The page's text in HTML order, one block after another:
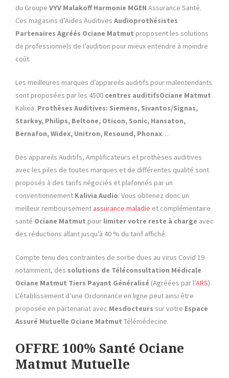
du Groupe VYV Malakoff Harmonie MGEN Assurance Santé.
Ces magasins d’Aides Auditives Audioprothésistes
Partenaires Agréés Ociane Matmut proposent les solutions
de professionnels de l’audition pour mieux entendre à moindre
coût.
Les meilleures marques d’appareils auditifs pour malentendants
sont proposées par les 4500 centres auditifsOciane Matmut
Kalixia. Prothèses Auditives: Siemens, Sivantos/Signas,
Starkey, Philips, Beltone, Oticon, Sonic, Hansaton,
Bernafon, Widex, Unitron, Resound, Phonax…
Des appareils Auditifs, Amplificateurs et prothèses auditives
avec les piles de toutes marques et de différentes qualité sont
proposés à des tarifs négociés et plafonnés par un
conventionnement Kalivia Audio. Vous obtenez donc un
meilleur remboursement assurance maladie et complémentaire
santé Ociane Matmut pour limiter votre reste à charge avec
des réductions allant jusqu’à 40 % du tarif affiché.
Compte tenu des contraintes de sortie dues au virus Covid 19
notamment, des solutions de Téléconsultation Médicale
Ociane Matmut Tiers Payant Généralisé (Agréées par l’ARS).
L’établissement d’une Ordonnance en ligne peut ainsi être
proposée en partenariat avec Mesdocteurs sur votre Espace
Assuré Mutuelle Ociane Matmut Télémédecine.
OFFRE 100% Santé Ociane
Matmut Mutuelle